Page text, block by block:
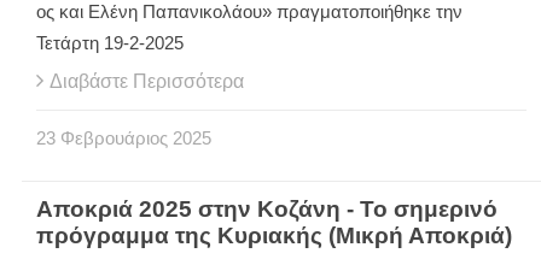
ος και Ελένη Παπανικολάου» πραγματοποιήθηκε την
Τετάρτη 19-2-2025
Διαβάστε Περισσότερα
23 Φεβρουάριος 2025
Αποκριά 2025 στην Κοζάνη - Το σημερινό
πρόγραμμα της Κυριακής (Μικρή Αποκριά)